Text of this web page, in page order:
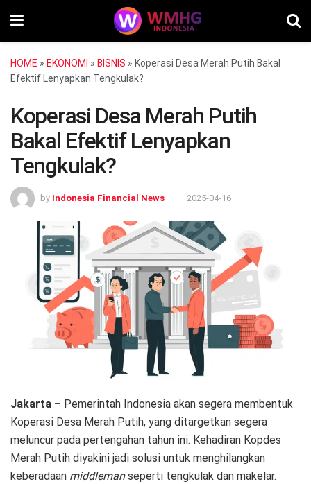
HOME » EKONOMI » BISNIS » Koperasi Desa Merah Putih Bakal
Efektif Lenyapkan Tengkulak?
Koperasi Desa Merah Putih
Bakal Efektif Lenyapkan
Tengkulak?
by Indonesia Financial News 2025-04-16
Jakarta – Pemerintah Indonesia akan segera membentuk
Koperasi Desa Merah Putih, yang ditargetkan segera
meluncur pada pertengahan tahun ini. Kehadiran Kopdes
Merah Putih diyakini jadi solusi untuk menghilangkan
keberadaan middlemanseperti tengkulak dan makelar.